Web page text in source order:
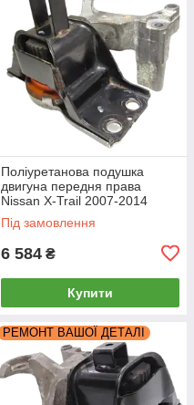
Поліуретанова подушка
двигуна передня права
Nissan X-Trail 2007-2014
Під замовлення
6 584 ₴
Купити
РЕМОНТ ВАШОЇ ДЕТАЛІ